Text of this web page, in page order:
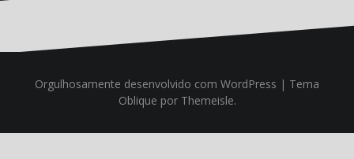
Orgulhosamente desenvolvido com WordPress | Tema
Oblique por Themeisle.